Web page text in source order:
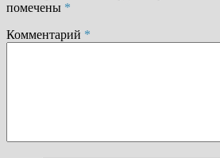
помечены *
Комментарий *